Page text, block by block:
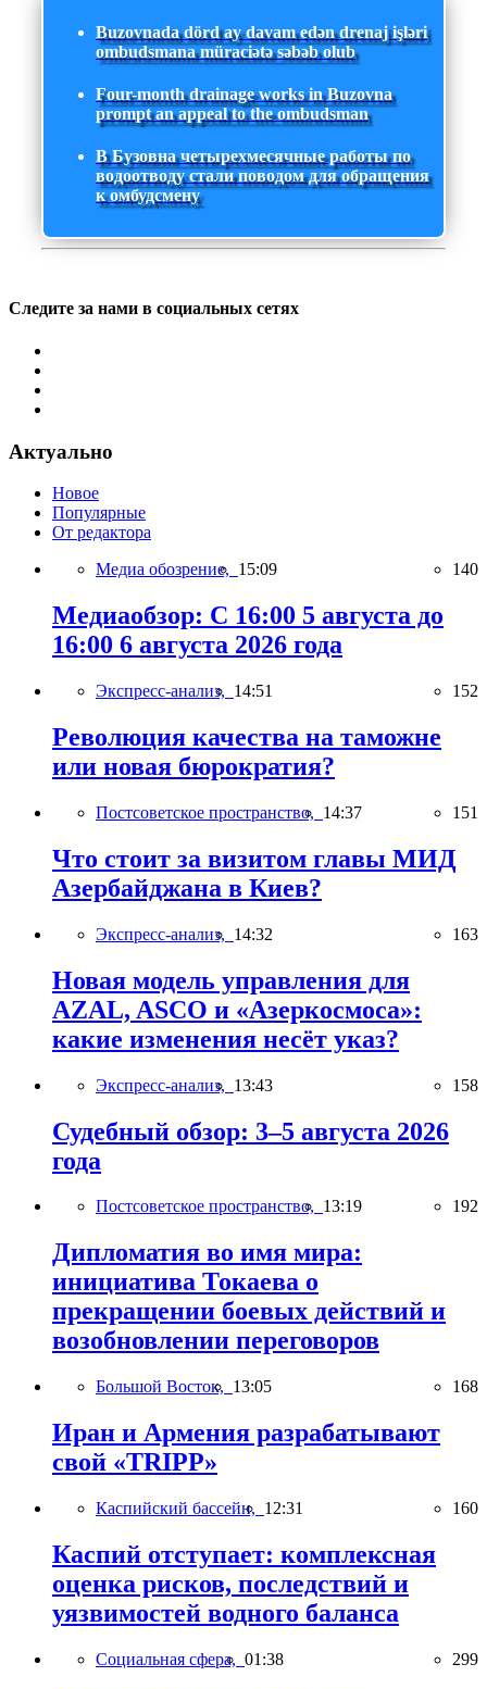
Buzovnada dörd ay davam edən drenaj işləri
ombudsmana müraciətə səbəb olub
Four-month drainage works in Buzovna
prompt an appeal to the ombudsman
В Бузовна четырехмесячные работы по
водоотводу стали поводом для обращения
к омбудсмену
Следите за нами в социальных сетях
Актуально
Новое
Популярные
От редактора
Медиа обозрение, 15:09 140
Медиаобзор: С 16:00 5 августа до
16:00 6 августа 2026 года
Экспресс-анализ, 14:51 152
Революция качества на таможне
или новая бюрократия?
Постсоветское пространство, 14:37 151
Что стоит за визитом главы МИД
Азербайджана в Киев?
Экспресс-анализ, 14:32 163
Новая модель управления для
AZAL, ASCO и «Азеркосмоса»:
какие изменения несёт указ?
Экспресс-анализ, 13:43 158
Судебный обзор: 3–5 августа 2026
года
Постсоветское пространство, 13:19 192
Дипломатия во имя мира:
инициатива Токаева о
прекращении боевых действий и
возобновлении переговоров
Большой Восток, 13:05 168
Иран и Армения разрабатывают
свой «TRIPP»
Каспийский бассейн, 12:31 160
Каспий отступает: комплексная
оценка рисков, последствий и
уязвимостей водного баланса
Социальная сфера, 01:38 299